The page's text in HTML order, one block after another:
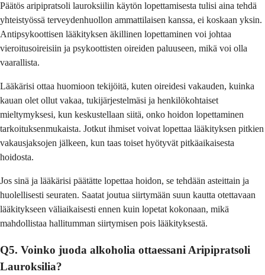
Päätös aripipratsoli lauroksiilin käytön lopettamisesta tulisi aina tehdä
yhteistyössä terveydenhuollon ammattilaisen kanssa, ei koskaan yksin.
Antipsykoottisen lääkityksen äkillinen lopettaminen voi johtaa
vieroitusoireisiin ja psykoottisten oireiden paluuseen, mikä voi olla
vaarallista.
Lääkärisi ottaa huomioon tekijöitä, kuten oireidesi vakauden, kuinka
kauan olet ollut vakaa, tukijärjestelmäsi ja henkilökohtaiset
mieltymyksesi, kun keskustellaan siitä, onko hoidon lopettaminen
tarkoituksenmukaista. Jotkut ihmiset voivat lopettaa lääkityksen pitkien
vakausjaksojen jälkeen, kun taas toiset hyötyvät pitkäaikaisesta
hoidosta.
Jos sinä ja lääkärisi päätätte lopettaa hoidon, se tehdään asteittain ja
huolellisesti seuraten. Saatat joutua siirtymään suun kautta otettavaan
lääkitykseen väliaikaisesti ennen kuin lopetat kokonaan, mikä
mahdollistaa hallitumman siirtymisen pois lääkityksestä.
Q5. Voinko juoda alkoholia ottaessani Aripipratsoli
Lauroksilia?